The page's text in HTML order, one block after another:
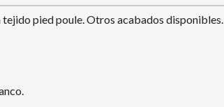
pied poule. Otros acabados disponibles.